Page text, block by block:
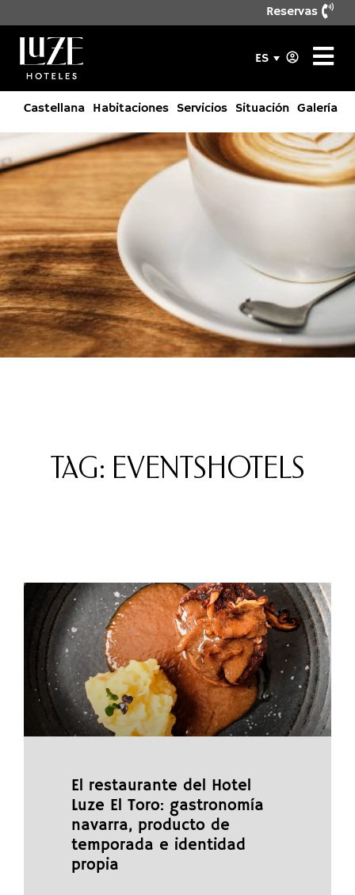
Reservas
ES
Castellana Habitaciones Servicios Situación Galería
TAG: EVENTSHOTELS
El restaurante del Hotel
Luze El Toro: gastronomía
navarra, producto de
temporada e identidad
propia